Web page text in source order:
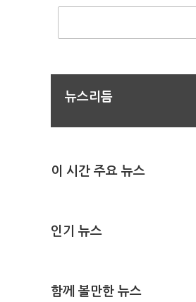
뉴스리듬
이 시간 주요 뉴스
인기 뉴스
함께 볼만한 뉴스